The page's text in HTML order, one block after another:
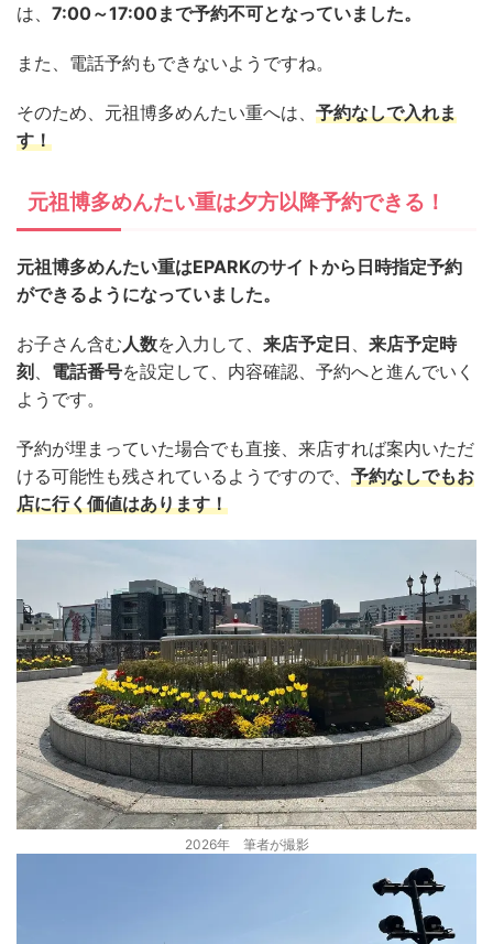
は、 7:00～17:00まで予約不可となっていました。
また、電話予約もできないようですね。
そのため、元祖博多めんたい重へは、 予約なしで入れま
す！
元祖博多めんたい重は夕方以降予約できる！
元祖博多めんたい重はEPARKのサイトから日時指定予約
ができるようになっていました。
お子さん含む 人数を入力して、 来店予定日
来店予定時
刻
電話番号を設定して、内容確認、予約へと進んでいく
ようです。
予約が埋まっていた場合でも直接、来店すれば案内いただ
ける可能性も残されているようですので、 予約なしでもお
店に行く価値はあります！
2026年 筆者が撮影